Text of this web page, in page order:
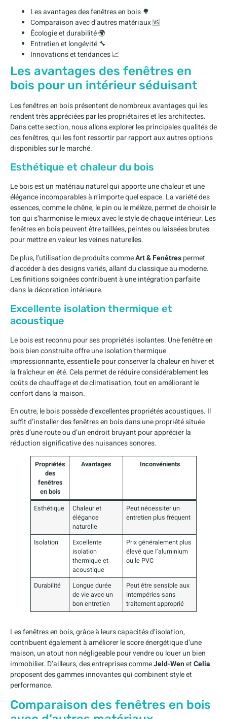
Les avantages des fenêtres en bois 🌳
Comparaison avec d’autres matériaux 🆚
Écologie et durabilité 🌍
Entretien et longévité 🔧
Innovations et tendances 📈
Les avantages des fenêtres en
bois pour un intérieur séduisant
Les fenêtres en bois présentent de nombreux avantages qui les
rendent très appréciées par les propriétaires et les architectes.
Dans cette section, nous allons explorer les principales qualités de
ces fenêtres, qui les font ressortir par rapport aux autres options
disponibles sur le marché.
Esthétique et chaleur du bois
Le bois est un matériau naturel qui apporte une chaleur et une
élégance incomparables à n’importe quel espace. La variété des
essences, comme le chêne, le pin ou le mélèze, permet de choisir le
ton qui s’harmonise le mieux avec le style de chaque intérieur. Les
fenêtres en bois peuvent être taillées, peintes ou laissées brutes
pour mettre en valeur les veines naturelles.
De plus, l’utilisation de produits commeArt & Fenêtrespermet
d’accéder à des designs variés, allant du classique au moderne.
Les finitions soignées contribuent à une intégration parfaite
dans la décoration intérieure.
Excellente isolation thermique et
acoustique
Le bois est reconnu pour ses propriétés isolantes. Une fenêtre en
bois bien construite offre une isolation thermique
impressionnante, essentielle pour conserver la chaleur en hiver et
la fraîcheur en été. Cela permet de réduire considérablement les
coûts de chauffage et de climatisation, tout en améliorant le
confort dans la maison.
En outre, le bois possède d’excellentes propriétés acoustiques. Il
suffit d’installer des fenêtres en bois dans une propriété située
près d’une route ou d’un endroit bruyant pour apprécier la
réduction significative des nuisances sonores.
Propriétés
des
fenêtres
en bois
Avantages Inconvénients
Esthétique
Chaleur et
élégance
naturelle
Peut nécessiter un
entretien plus fréquent
Isolation
Excellente
isolation
thermique et
acoustique
Prix généralement plus
élevé que l’aluminium
ou le PVC
Durabilité
Longue durée
de vie avec un
bon entretien
Peut être sensible aux
intempéries sans
traitement approprié
Les fenêtres en bois, grâce à leurs capacités d’isolation,
contribuent également à améliorer le score énergétique d’une
maison, un atout non négligeable pour vendre ou louer un bien
immobilier. D’ailleurs, des entreprises commeJeld-WenetCelia
proposent des gammes innovantes qui combinent style et
performance.
Comparaison des fenêtres en bois